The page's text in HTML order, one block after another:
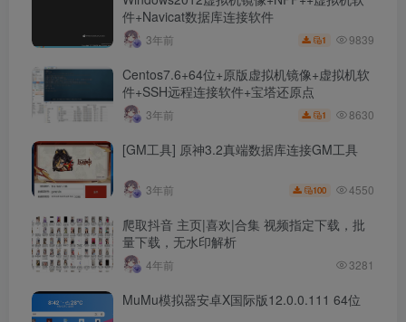
件+Navicat数据库连接软件
3年前 1 9839
Centos7.6+64位+原版虚拟机镜像+虚拟机软
件+SSH远程连接软件+宝塔还原点
3年前 1 8630
[GM工具] 原神3.2真端数据库连接GM工具
3年前 100 4550
爬取抖音 主页|喜欢|合集 视频指定下载，批
量下载，无水印解析
4年前 3281
MuMu模拟器安卓X国际版12.0.0.111 64位